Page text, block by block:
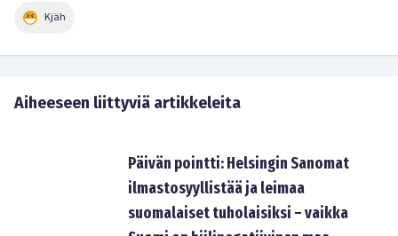
Kjäh
Aiheeseen liittyviä artikkeleita
Päivän pointti: Helsingin Sanomat
ilmastosyyllistää ja leimaa
suomalaiset tuholaisiksi – vaikka